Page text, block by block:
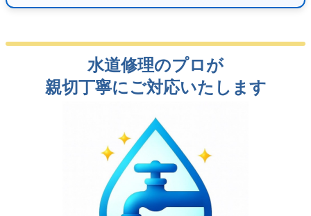
水道修理のプロが
親切丁寧にご対応いたします